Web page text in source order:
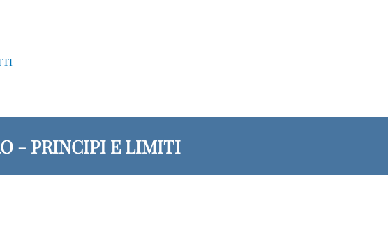
- PRINCIPI E LIMITI